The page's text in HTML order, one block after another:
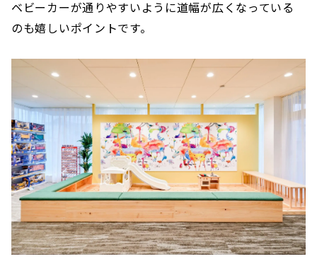
ベビーカーが通りやすいように道幅が広くなっている
のも嬉しいポイントです。